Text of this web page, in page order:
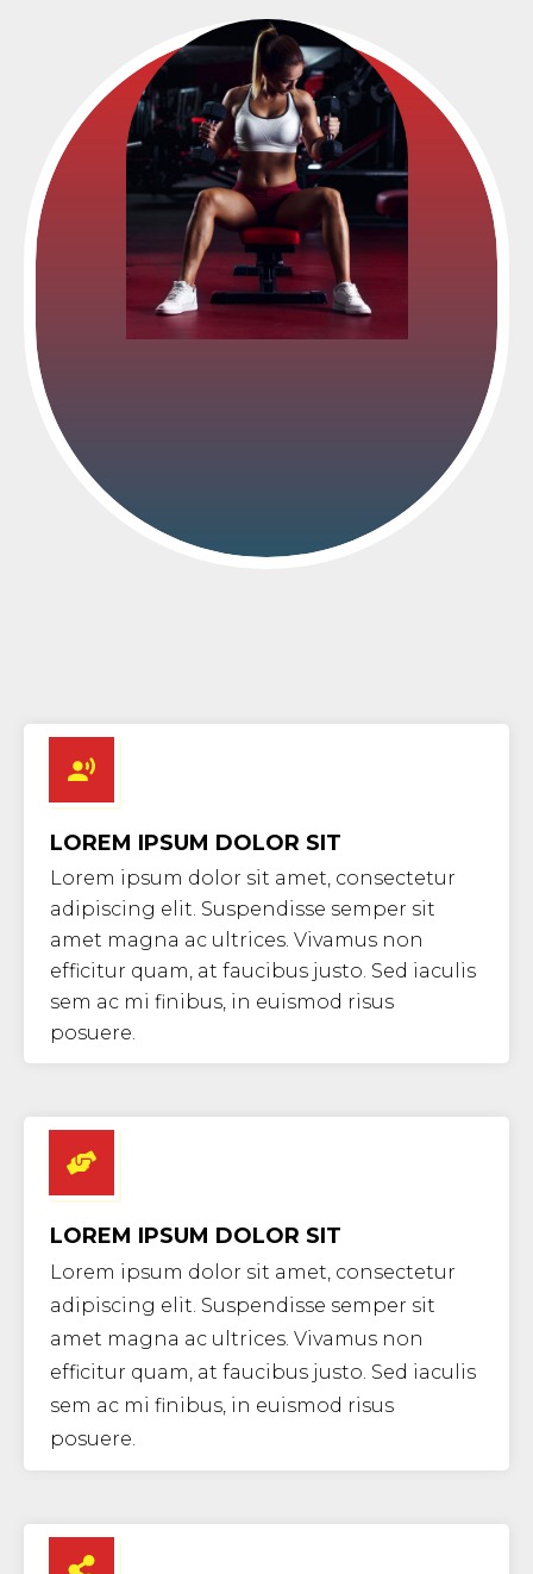
LOREM IPSUM DOLOR SIT
Lorem ipsum dolor sit amet, consectetur
adipiscing elit. Suspendisse semper sit
amet magna ac ultrices. Vivamus non
efficitur quam, at faucibus justo. Sed iaculis
sem ac mi finibus, in euismod risus
posuere.
LOREM IPSUM DOLOR SIT
Lorem ipsum dolor sit amet, consectetur
adipiscing elit. Suspendisse semper sit
amet magna ac ultrices. Vivamus non
efficitur quam, at faucibus justo. Sed iaculis
sem ac mi finibus, in euismod risus
posuere.